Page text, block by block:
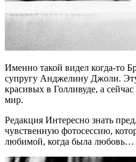
Именно такой видел когда-то
супругу Анджелину Джоли.
красивых в Голливуде, а
мир.
Редакция Интересно знать
чувственную фотосессию,
любимой, когда была любовь…